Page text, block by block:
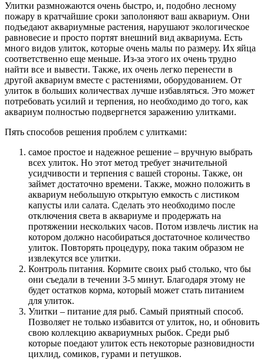
Улитки размножаются очень быстро, и, подобно лесному
пожару в кратчайшие сроки заполоняют ваш аквариум. Они
подъедают аквариумные растения, нарушают экологическое
равновесие и просто портят внешний вид аквариума. Есть
много видов улиток, которые очень малы по размеру. Их яйца
соответственно еще меньше. Из-за этого их очень трудно
найти все и вывести. Также, их очень легко перенести в
другой аквариум вместе с растениями, оборудованием. От
улиток в больших количествах лучше избавляться. Это может
потребовать усилий и терпения, но необходимо до того, как
аквариум полностью подвергнется заражению улитками.
Пять способов решения проблем с улитками:
самое простое и надежное решение – вручную выбрать
всех улиток. Но этот метод требует значительной
усидчивости и терпения с вашей стороны. Также, он
займет достаточно времени. Также, можно положить в
аквариум небольшую открытую емкость с листиком
капусты или салата. Сделать это необходимо после
отключения света в аквариуме и продержать на
протяжении нескольких часов. Потом извлечь листик на
котором должно насобираться достаточное количество
улиток. Повторять процедуру, пока таким образом не
извлекутся все улитки.
Контроль питания. Кормите своих рыб столько, что бы
они съедали в течении 3-5 минут. Благодаря этому не
будет остатков корма, который может стать питанием
для улиток.
Улитки – питание для рыб. Самый приятный способ.
Позволяет не только избавится от улиток, но, и обновить
свою коллекцию аквариумных рыбок. Среди рыб
которые поедают улиток есть некоторые разновидности
цихлид, сомиков, гурами и петушков.